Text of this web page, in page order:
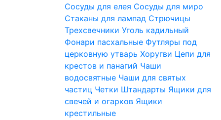
Сосуды для елея Сосуды для миро
Стаканы для лампад Стрючицы
Трехсвечники Уголь кадильный
Фонари пасхальные Футляры под
церковную утварь Хоругви Цепи для
крестов и панагий Чаши
водосвятные Чаши для святых
частиц Четки Штандарты Ящики для
свечей и огарков Ящики
крестильные